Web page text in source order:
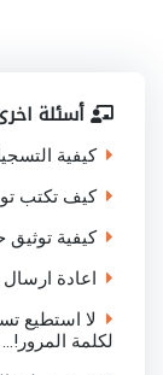
أسئلة
كيفية
كيف تكتب
كيفية
اعادة
لا استطيع
لكلمة المرور!...